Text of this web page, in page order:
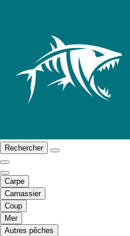
Rechercher
Carpe
Carnassier
Coup
Mer
Autres pêches